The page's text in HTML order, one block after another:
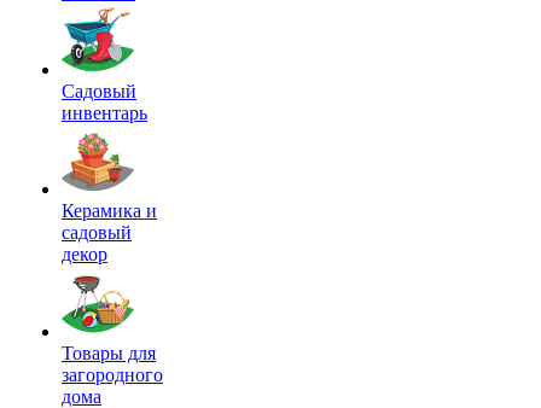
Садовый
инвентарь
Керамика и
садовый
декор
Товары для
загородного
дома